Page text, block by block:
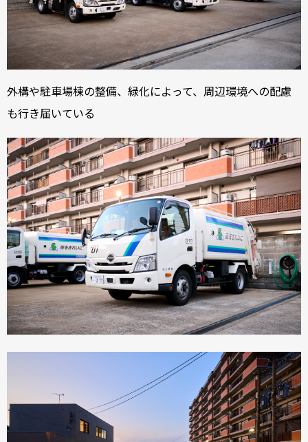
外構や駐車場棟の整備、緑化によって、周辺環境への配慮
も行き届いている